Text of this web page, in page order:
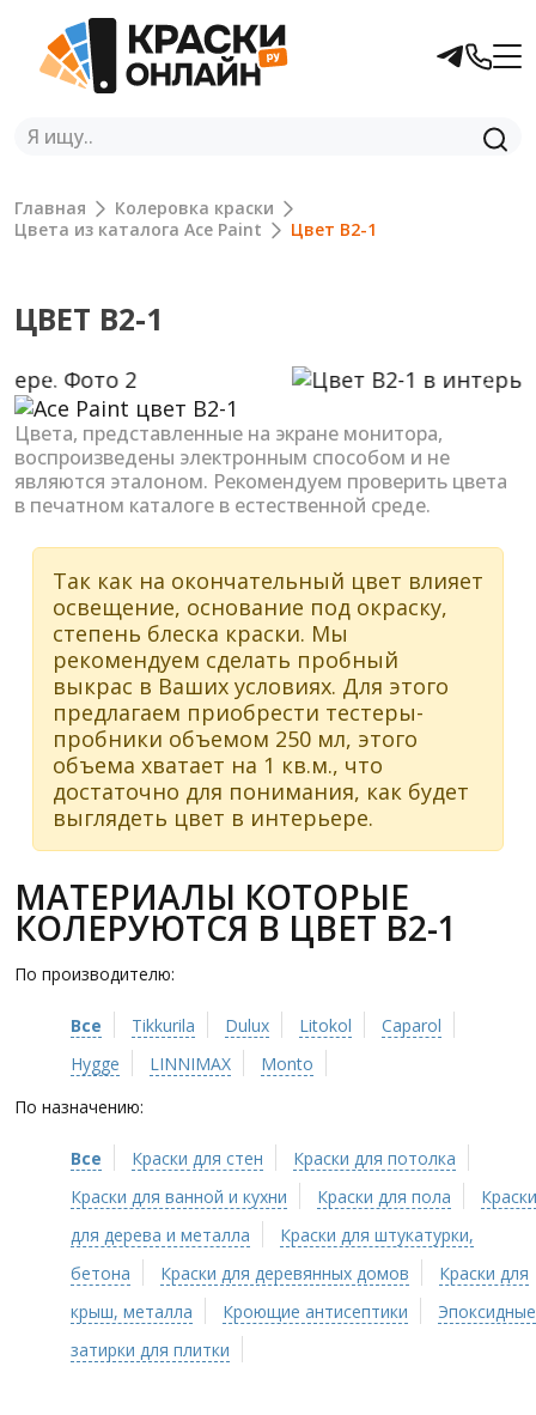
Главная
Колеровка краски
Цвета из каталога Ace Paint
Цвет B2-1
ЦВЕТ B2-1
Previous Next
Цвета, представленные на экране монитора,
воспроизведены электронным способом и не
являются эталоном. Рекомендуем проверить цвета
в печатном каталоге в естественной среде.
Так как на окончательный цвет влияет
освещение, основание под окраску,
степень блеска краски. Мы
рекомендуем сделать пробный
выкрас в Ваших условиях. Для этого
предлагаем приобрести тестеры-
пробники объемом 250 мл, этого
объема хватает на 1 кв.м., что
достаточно для понимания, как будет
выглядеть цвет в интерьере.
МАТЕРИАЛЫ КОТОРЫЕ
КОЛЕРУЮТСЯ В ЦВЕТ B2-1
По производителю:
Все Tikkurila Dulux Litokol
Caparol
Hygge
LINNIMAX
Monto
По назначению:
Все Краски для стен
Краски для потолка
Краски для ванной и кухни
Краски для пола
Краски
для дерева и металла
Краски для штукатурки,
бетона
Краски для деревянных домов
Краски для
крыш, металла
Кроющие антисептики
Эпоксидные
затирки для плитки